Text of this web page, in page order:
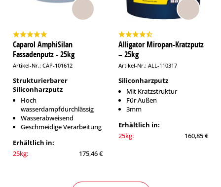
Caparol AmphiSilan
Fassadenputz - 25kg
Artikel-Nr.: CAP-101612
Strukturierbarer
Siliconharzputz
Hoch
wasserdampfdurchlässig
Wasserabweisend
Geschmeidige Verarbeitung
Erhältlich in:
25kg:
175,46 €
Alligator Miropan-Kratzputz
– 25kg
Artikel-Nr.: ALL-110317
Siliconharzputz
Mit Kratzstruktur
Für Außen
3mm
Erhältlich in:
25kg:
160,85 €